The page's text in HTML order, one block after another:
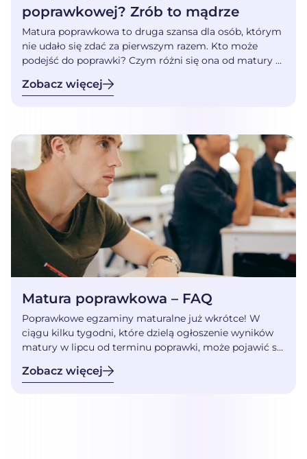
poprawkowej? Zrób to mądrze
Matura poprawkowa to druga szansa dla osób, którym
nie udało się zdać za pierwszym razem. Kto może
podejść do poprawki? Czym różni się ona od matury w
najlepiej się do niego przygotować? Matura
Zobacz więcej
Matura poprawkowa – FAQ
Poprawkowe egzaminy maturalne już wkrótce! W
ciągu kilku tygodni, które dzielą ogłoszenie wyników
matury w lipcu od terminu poprawki, może pojawić się
przychodzimy z pomocą! Odpowiadamy na
Zobacz więcej